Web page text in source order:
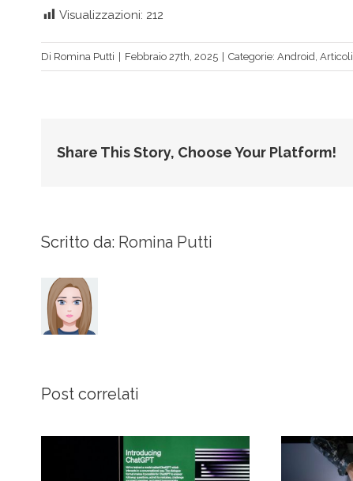
Visualizzazioni: 212
Di Romina Putti Febbraio 27th, 2025 Categorie: Android, Articoli
Share This Story, Choose Your Platform!
Scritto da: Romina Putti
Post correlati